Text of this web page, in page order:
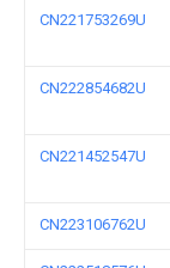
CN221753269U
CN222854682U
CN221452547U
CN223106762U